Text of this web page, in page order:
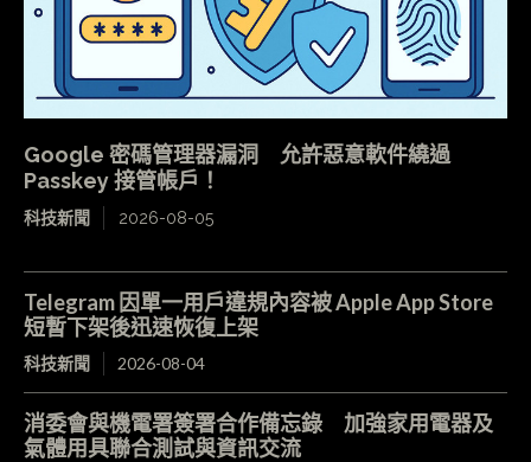
Google 密碼管理器漏洞 允許惡意軟件繞過
Passkey 接管帳戶！
科技新聞 2026-08-05
Telegram 因單一用戶違規內容被 Apple App Store
短暫下架後迅速恢復上架
科技新聞 2026-08-04
消委會與機電署簽署合作備忘錄 加強家用電器及
氣體用具聯合測試與資訊交流